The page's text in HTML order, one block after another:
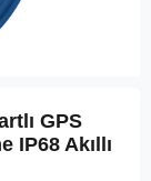
GPS
IP68 Akıllı